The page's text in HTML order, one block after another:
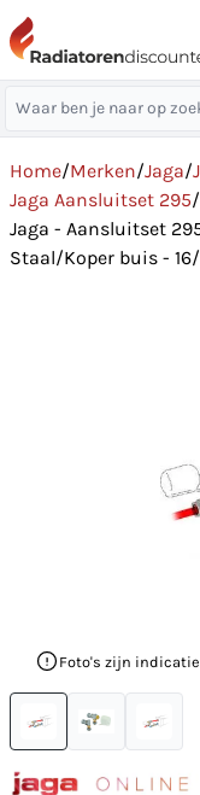
Home/Merken/Jaga/
Jaga Aansluitset 295/
Jaga - Aansluitset
Staal/Koper buis - 16/
Foto's zijn